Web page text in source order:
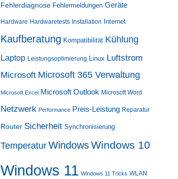
Fehlerdiagnose Fehlermeldungen Geräte
Hardware Hardwaretests Installation Internet
Kaufberatung Kompatibilität Kühlung
Laptop Leistungsoptimierung Linux Luftstrom
Microsoft Microsoft 365 Verwaltung
Microsoft Excel Microsoft Outlook Microsoft Word
Netzwerk Performance Preis-Leistung Reparatur
Router Sicherheit Synchronisierung
Temperatur WindowsWindows 10
Windows 11 Windows 11 Tricks WLAN